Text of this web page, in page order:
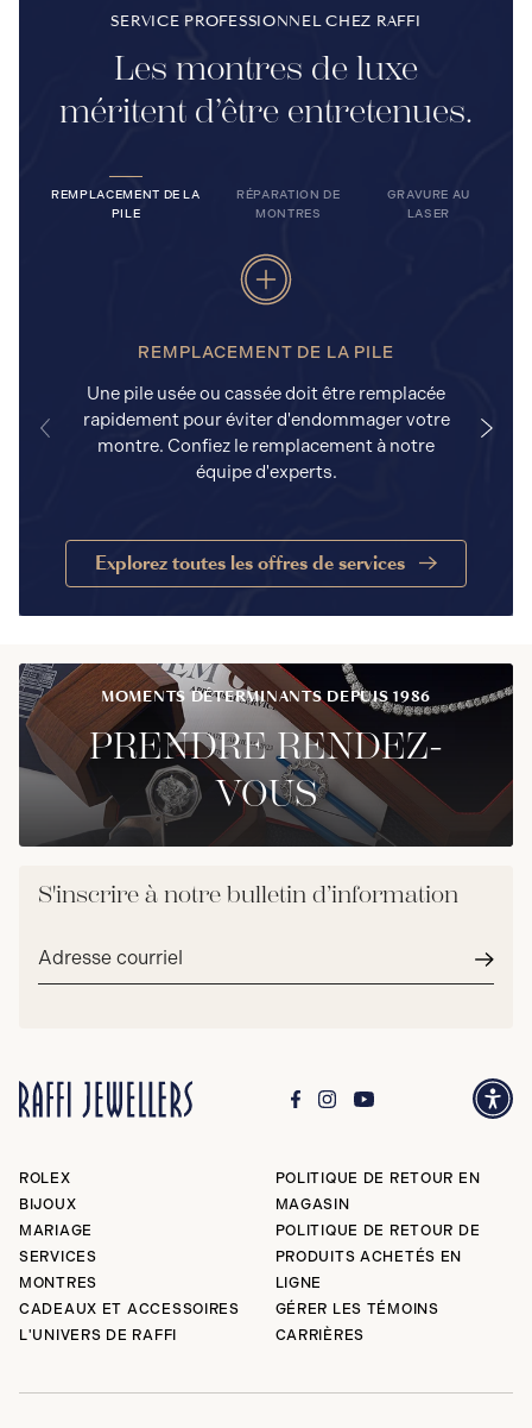
SERVICE PROFESSIONNEL CHEZ RAFFI
Les montres de luxe
méritent d’être entretenues.
REMPLACEMENT DE LA
PILE
RÉPARATION DE
MONTRES
GRAVURE AU
LASER
REMPLACEMENT DE LA PILE
Une pile usée ou cassée doit être remplacée
rapidement pour éviter d'endommager votre
montre. Confiez le remplacement à notre
équipe d'experts.
Explorez toutes les offres de services
MOMENTS DÉTERMINANTS DEPUIS 1986
PRENDRE RENDEZ-
VOUS
S'inscrire à notre bulletin d’information
Adresse
ROLEX
BIJOUX
MARIAGE
SERVICES
MONTRES
CADEAUX ET ACCESSOIRES
L'UNIVERS DE RAFFI
POLITIQUE DE RETOUR EN
MAGASIN
POLITIQUE DE RETOUR DE
PRODUITS ACHETÉS EN
LIGNE
GÉRER LES TÉMOINS
CARRIÈRES